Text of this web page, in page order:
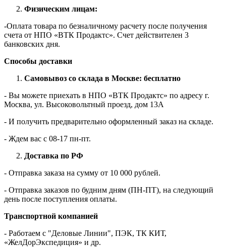
Физическим лицам:
-Оплата товара по безналичному расчету после получения
счета от НПО «ВТК Продактс». Счет действителен 3
банковских дня.
Способы доставки
Самовывоз со склада в Москве: бесплатно
- Вы можете приехать в НПО «ВТК Продактс» по адресу г.
Москва, ул. Высоковольтный проезд, дом 13А
- И получить предварительно оформленный заказ на складе.
- Ждем вас c 08-17 пн-пт.
Доставка по РФ
- Отправка заказа на сумму от 10 000 рублей.
- Отправка заказов по будним дням (ПН-ПТ), на следующий
день после поступления оплаты.
Транспортной компанией
- Работаем с "Деловые Линии", ПЭК, ТК КИТ,
«ЖелДорЭкспедиция» и др.